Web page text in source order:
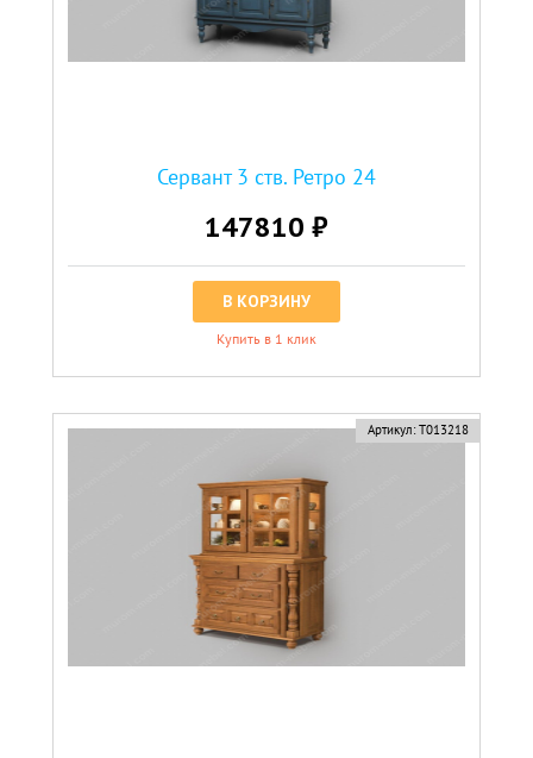
Сервант 3 ств. Ретро 24
147810 ₽
В КОРЗИНУ
Купить в 1 клик
Артикул: Т013218